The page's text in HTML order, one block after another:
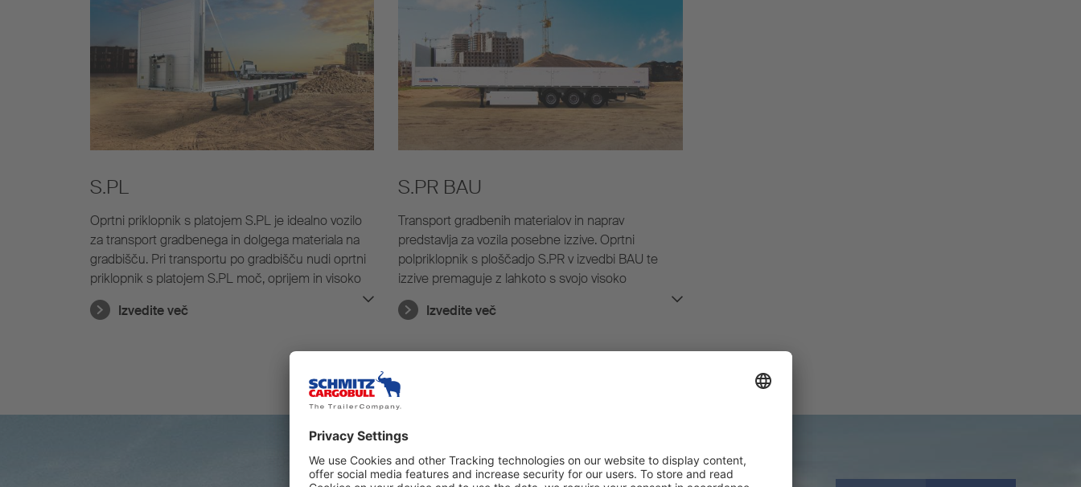
S.PL
Oprtni priklopnik s platojem S.PL je idealno vozilo
za transport gradbenega in dolgega materiala na
gradbišču. Pri transportu po gradbišču nudi oprtni
priklopnik s platojem S.PL moč, oprijem in visoko
nosilnost.
Izvedite več
S.PR BAU
Transport gradbenih materialov in naprav
predstavlja za vozila posebne izzive. Oprtni
polpriklopnik s ploščadjo S.PR v izvedbi BAU te
izzive premaguje z lahkoto s svojo visoko
nosilnostjo in robustnim podvozjem tudi na
težkem terenu.
Izvedite več